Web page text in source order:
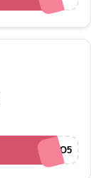
BEMVINDO5